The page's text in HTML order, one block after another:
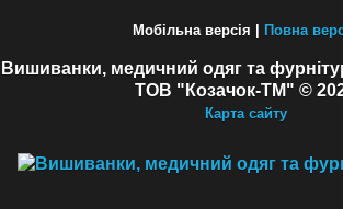
Мобільна версія | Повна
Вишиванки, медичний одяг та
ТОВ "Козачок-ТМ" ©
Карта сайту